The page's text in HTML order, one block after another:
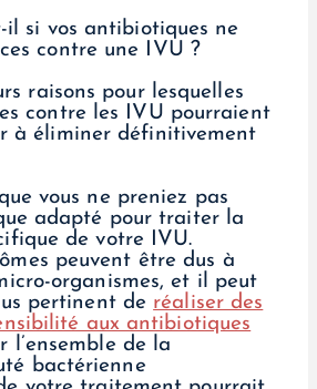
il si vos antibiotiques ne
contre une IVU ?
raisons pour lesquelles
contre les IVU pourraient
à éliminer définitivement
vous ne preniez pas
adapté pour traiter la
de votre IVU.
peuvent être dus à
organismes, et il peut
pertinent de réaliser des
aux antibiotiques
l’ensemble de la
bactérienne